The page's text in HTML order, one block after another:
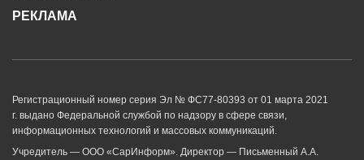
РЕКЛАМА
Регистрационный номер серия Эл № ФС77-80393 от 01 марта 2021
г. выдано Федеральной службой по надзору в сфере связи,
информационных технологий и массовых коммуникаций.
Учредитель — ООО «СарИнформ». Директор — Письменный А.А.